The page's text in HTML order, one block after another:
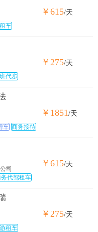
车
￥615/天
代步
￥275/天
车 商务接待
￥1851/天
司
务代驾租车
￥615/天
租车
￥275/天